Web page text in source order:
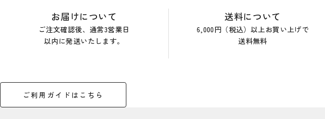
お届けについて
ご注文確認後、通常3営業日
以内に発送いたします。
送料について
6,000円（税込）以上お買い上げで
送料無料
ご利用ガイドはこちら